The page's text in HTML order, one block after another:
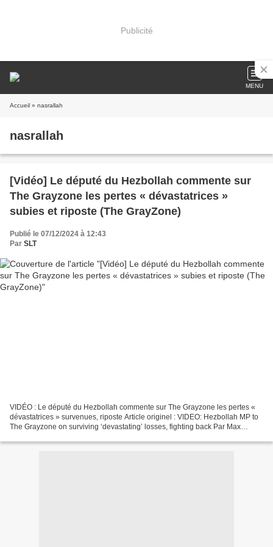
Publicité
MENU
Accueil » nasrallah
nasrallah
[Vidéo] Le député du Hezbollah commente sur
The Grayzone les pertes « dévastatrices »
subies et riposte (The GrayZone)
Publié le 07/12/2024 à 12:43
Par SLT
VIDÉO : Le député du Hezbollah commente sur The Grayzone les pertes «
dévastatrices » survenues, riposte Article originel : VIDEO: Hezbollah MP to
The Grayzone on surviving ‘devastating’ losses, fighting back Par Max